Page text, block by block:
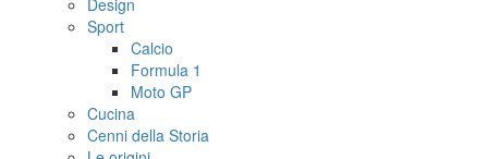
Design
Sport
Calcio
Formula 1
Moto GP
Cucina
Cenni della Storia